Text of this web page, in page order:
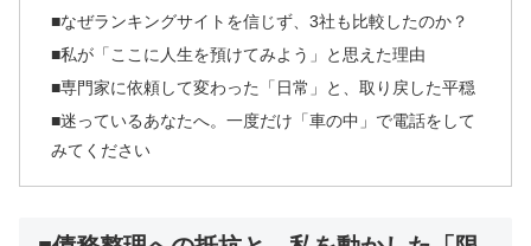
■なぜランキングサイトを信じず、3社も比較したのか？
■私が「ここに人生を預けてみよう」と思えた理由
■専門家に依頼して変わった「日常」と、取り戻した平穏
■迷っているあなたへ。一度だけ「車の中」で電話をして
みてください